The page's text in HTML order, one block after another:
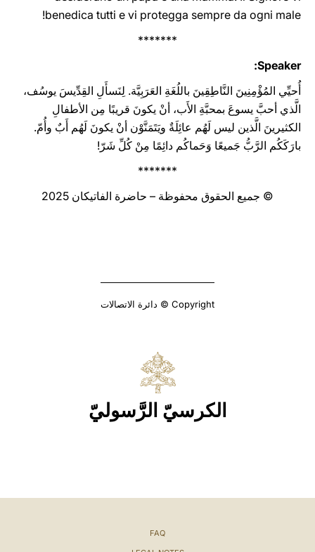
benedica tutti e vi protegga ‎sempre da ogni male‎‎‎‏!
*******
Speaker:
أُحيِّي المُؤْمِنِينَ النَّاطِقِينَ باللُغَةِ العَرَبِيَّة. لِنَسأَلِ القِدِّيسَ يوسُف،
الَّذي أحبَّ يسوعَ بمحبَّةِ الأَب، أنْ يكونَ قريبًا مِن الأطفالِ
الكثيرينَ الَّذين ليس لَهُم عائِلَةٌ ويَتَمَنَّوْن أنْ يكونَ لَهُم أَبٌ وأُمّ.
بارَكَكُم الرَّبُّ جَميعًا وَحَماكُم دائِمًا مِنْ كُلِّ شَرّ!
*******
© جميع الحقوق محفوظة – حاضرة الفاتيكان 2025
Copyright © دائرة الاتصالات
الكرسيّ الرَّسوليّ
FAQ